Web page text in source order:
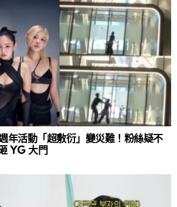
年活動「超敷衍」變災難！粉絲疑不
YG 大門